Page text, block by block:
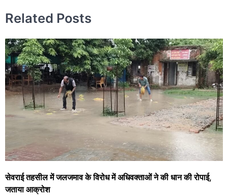
Related Posts
सेवराई तहसील में जलजमाव के विरोध में अधिवक्ताओं ने की धान की रोपाई,
जताया आक्रोश